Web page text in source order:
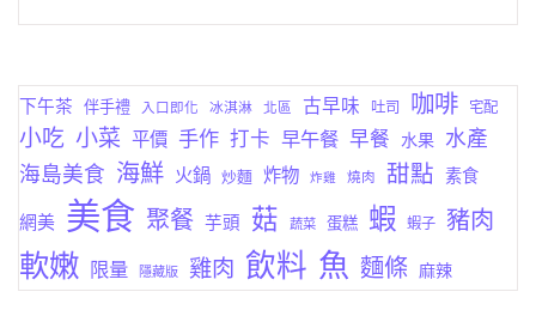
下午茶 伴手禮 入口即化 冰淇淋 北區 古早味 吐司 咖啡 宅配
小吃 小菜 平價 手作 打卡 早午餐 早餐 水果
水產
海島美食 海鮮 火鍋 炒麵 炸物 炸雞 燒肉 甜點 素食
網美 美食 聚餐 芋頭 菇 蔬菜 蛋糕 蝦 蝦子 豬肉
軟嫩 限量 隱藏版 雞肉 飲料 魚 麵條 麻辣